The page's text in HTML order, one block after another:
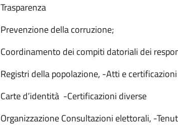
Trasparenza
Prevenzione della corruzione;
Coordinamento dei compiti datoriali dei
Registri della popolazione, -Atti e
Carte d’identità -Certificazioni diverse
Organizzazione Consultazioni elettorali, -